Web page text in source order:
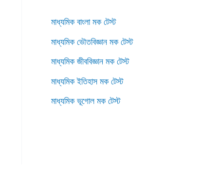
মাধ্যমিক বাংলা মক টেস্ট
মাধ্যমিক ভৌতবিজ্ঞান মক টেস্ট
মাধ্যমিক জীববিজ্ঞান মক টেস্ট
মাধ্যমিক ইতিহাস মক টেস্ট
মাধ্যমিক ভূগোল মক টেস্ট